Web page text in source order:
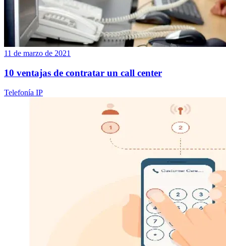
11 de marzo de 2021
10 ventajas de contratar un call center
Telefonía IP